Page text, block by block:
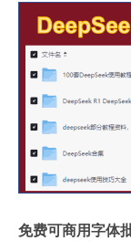
免费可商用字体